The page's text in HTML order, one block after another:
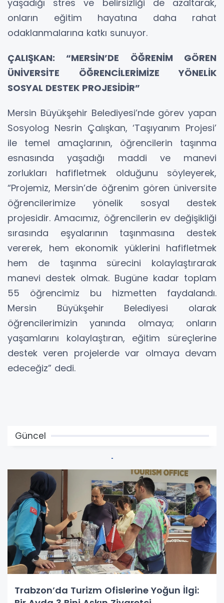
yaşadığı stres ve belirsizliği de azaltarak,
onların eğitim hayatına daha rahat
odaklanmalarına katkı sunuyor.
ÇALIŞKAN: “MERSİN’DE ÖĞRENİM GÖREN
ÜNİVERSİTE ÖĞRENCİLERİMİZE YÖNELİK
SOSYAL DESTEK PROJESİDİR”
Mersin Büyükşehir Belediyesi’nde görev yapan
Sosyolog Nesrin Çalışkan, ‘Taşıyanım Projesi’
ile temel amaçlarının, öğrencilerin taşınma
esnasında yaşadığı maddi ve manevi
zorlukları hafifletmek olduğunu söyleyerek,
“Projemiz, Mersin’de öğrenim gören üniversite
öğrencilerimize yönelik sosyal destek
projesidir. Amacımız, öğrencilerin ev değişikliği
sırasında eşyalarının taşınmasına destek
vererek, hem ekonomik yüklerini hafifletmek
hem de taşınma sürecini kolaylaştırarak
manevi destek olmak. Bugüne kadar toplam
55 öğrencimiz bu hizmetten faydalandı.
Mersin Büyükşehir Belediyesi olarak
öğrencilerimizin yanında olmaya; onların
yaşamlarını kolaylaştıran, eğitim süreçlerine
destek veren projelerde var olmaya devam
edeceğiz” dedi.
Güncel
Trabzon’da Turizm Ofislerine Yoğun İlgi: